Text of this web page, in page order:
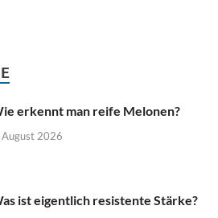
erkennt man reife Melonen?
August 2026
ist eigentlich resistente Stärke?